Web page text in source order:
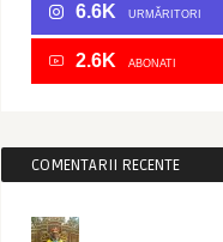
6.6K URMĂRITORI
2.6K ABONATI
COMENTARII RECENTE